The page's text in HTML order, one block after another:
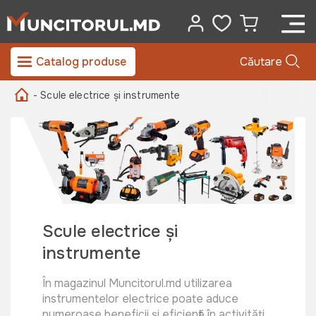
Catalog produse Căutare
- Scule electrice și instrumente
Scule electrice și
instrumente
În magazinul Muncitorul.md utilizarea
instrumentelor electrice poate aduce